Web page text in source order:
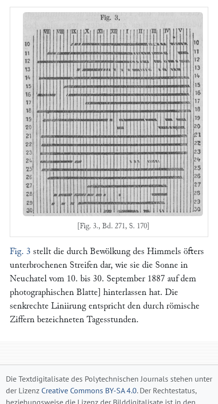
[Fig. 3., Bd. 271, S. 170]
Fig. 3 stellt die durch Bewölkung des Himmels öfters
unterbrochenen Streifen dar, wie sie die Sonne in
Neuchatel vom 10. bis 30. September 1887 auf dem
photographischen Blatte] hinterlassen hat. Die
senkrechte Liniirung entspricht den durch römische
Ziffern bezeichneten Tagesstunden.
Die Textdigitalisate des Polytechnischen Journals stehen unter
der Lizenz Creative Commons BY-SA 4.0. Der Rechtestatus,
beziehungsweise die Lizenz der Bilddigitalisate ist in den